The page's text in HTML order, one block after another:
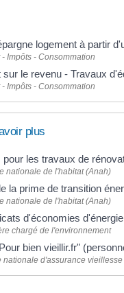
logement à partir
- Impôts - Consommation
sur le revenu - Travaux
- Impôts - Consommation
plus
pour les travaux de
nationale de l'habitat (Anah)
la prime de transition
nationale de l'habitat (Anah)
d'économies
chargé de l'environnement
bien vieillir.fr"
nationale d'assurance vieillesse